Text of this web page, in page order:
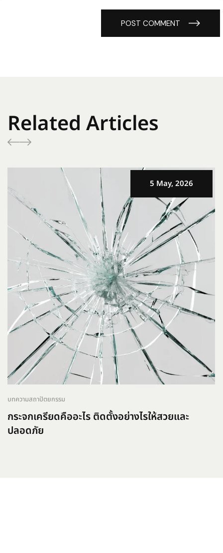
POST COMMENT
Related Articles
5 May, 2026
บทความสถาปัตยกรรม
กระจกเครียดคืออะไร ติดตั้งอย่างไรให้สวยและ
ปลอดภัย